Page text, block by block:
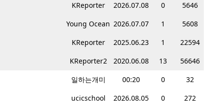
KReporter
2026.07.08 0
5646
Young Ocean 2026.07.07 1
5608
KReporter
2025.06.23 1
22594
KReporter2
2020.06.08 13
56646
일하는개미
00:20 0
32
ucicschool
2026.08.05 0 272